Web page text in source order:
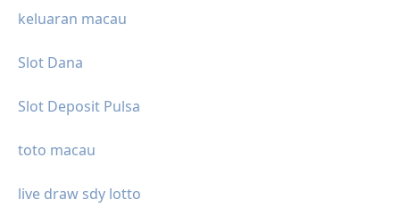
keluaran macau
Slot Dana
Slot Deposit Pulsa
toto macau
live draw sdy lotto